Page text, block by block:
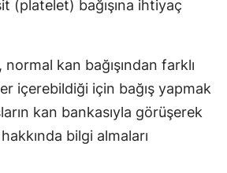
(platelet) bağışına ihtiyaç
normal kan bağışından farklı
içerebildiği için bağış yapmak
kan bankasıyla görüşerek
bilgi almaları